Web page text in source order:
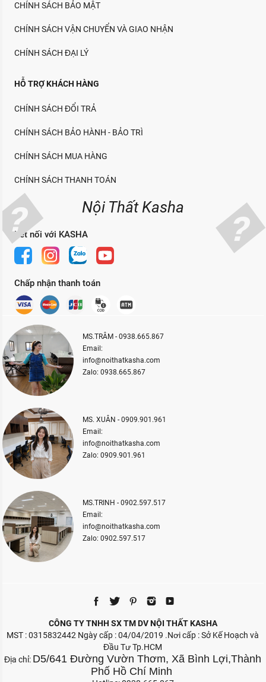
CHÍNH SÁCH BẢO MẬT
CHÍNH SÁCH VẬN CHUYỂN VÀ GIAO NHẬN
CHÍNH SÁCH ĐẠI LÝ
HỖ TRỢ KHÁCH HÀNG
CHÍNH SÁCH ĐỔI TRẢ
CHÍNH SÁCH BẢO HÀNH - BẢO TRÌ
CHÍNH SÁCH MUA HÀNG
CHÍNH SÁCH THANH TOÁN
Nội Thất Kasha
Kết nối với KASHA
Chấp nhận thanh toán
MS.TRÂM - 0938.665.867
Email:
info@noithatkasha.com
Zalo: 0938.665.867
MS. XUÂN - 0909.901.961
Email:
info@noithatkasha.com
Zalo: 0909.901.961
MS.TRINH - 0902.597.517
Email:
info@noithatkasha.com
Zalo: 0902.597.517
CÔNG TY TNHH SX TM DV NỘI THẤT KASHA
MST : 0315832442 Ngày cấp : 04/04/2019 .Nơi cấp : Sở Kế Hoạch và
Đầu Tư Tp.HCM
Địa chỉ: D5/641 Đường Vườn Thơm, Xã Bình Lợi,Thành
Phố Hồ Chí Minh